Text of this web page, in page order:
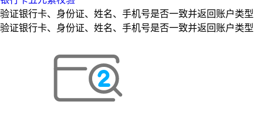
验证银行卡、身份证、姓名、手机号是否一致并返回账户类型
验证银行卡、身份证、姓名、手机号是否一致并返回账户类型